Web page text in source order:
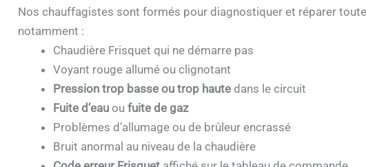
Nos chauffagistes sont formés pour diagnostiquer et réparer
notamment :
Chaudière Frisquet qui ne démarre pas
Voyant rouge allumé ou clignotant
Pression trop basse ou trop hautedans le circuit
Fuite d’eauou fuite de gaz
Problèmes d’allumage ou de brûleur encrassé
Bruit anormal au niveau de la chaudière